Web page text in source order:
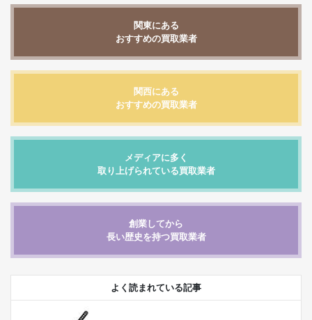
関東にある
おすすめの買取業者
関西にある
おすすめの買取業者
メディアに多く
取り上げられている買取業者
創業してから
長い歴史を持つ買取業者
よく読まれている記事